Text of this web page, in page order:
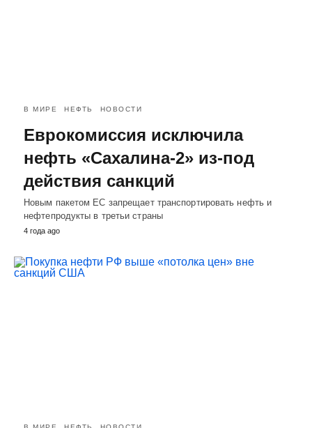
В МИРЕ НЕФТЬ НОВОСТИ
Еврокомиссия исключила
нефть «Сахалина-2» из-под
действия санкций
Новым пакетом ЕС запрещает транспортировать нефть и
нефтепродукты в третьи страны
4 года ago